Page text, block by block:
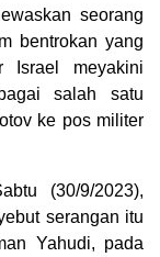
seorang
bentrokan yang
Israel meyakini
salah satu
ke pos militer
(30/9/2023),
serangan itu
Yahudi, pada